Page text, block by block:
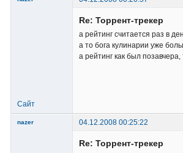
Re: Торрент-трекер
а рейтинг считается раз в
а то бога кулинарии уже
а рейтинг как был
Сайт
nazer
04.12.2008 00:25:22
Re: Торрент-трекер